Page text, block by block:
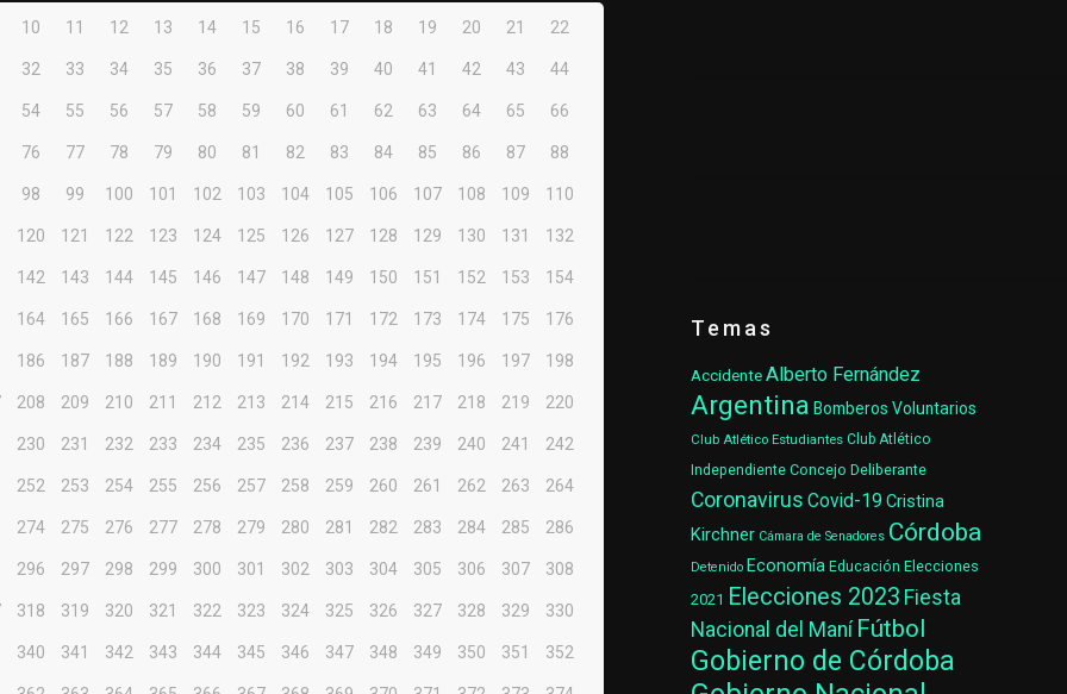
10 11 12 13 14 15 16 17 18 19 20 21 22
32 33 34 35 36 37 38 39 40 41 42 43 44
54 55 56 57 58 59 60 61 62 63 64 65 66
76 77 78 79 80 81 82 83 84 85 86 87 88
98 99 100 101 102 103 104 105 106 107 108 109 110
120 121 122 123 124 125 126 127 128 129 130 131 132
142 143 144 145 146 147 148 149 150 151 152 153 154
164 165 166 167 168 169 170 171 172 173 174 175 176
186 187 188 189 190 191 192 193 194 195 196 197 198
208 209 210 211 212 213 214 215 216 217 218 219 220
230 231 232 233 234 235 236 237 238 239 240 241 242
252 253 254 255 256 257 258 259 260 261 262 263 264
274 275 276 277 278 279 280 281 282 283 284 285 286
296 297 298 299 300 301 302 303 304 305 306 307 308
318 319 320 321 322 323 324 325 326 327 328 329 330
340 341 342 343 344 345 346 347 348 349 350 351 352
Temas
AccidenteAlberto Fernández
Argentina Bomberos Voluntarios
Club Atlético Estudiantes Club Atlético
Independiente Concejo Deliberante
Coronavirus Covid-19 Cristina
Kirchner Cámara de Senadores Córdoba
Detenido Economía Educación Elecciones
2021 Elecciones 2023 Fiesta
Nacional del Maní Fútbol
Gobierno de Córdoba